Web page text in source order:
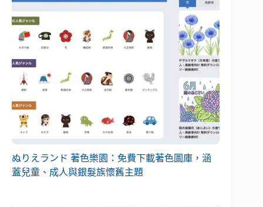
ぬりえランド 著色樂園：免費下載著色圖庫，涵
蓋兒童、成人與銀髮族懷舊主題